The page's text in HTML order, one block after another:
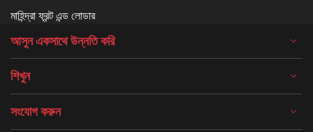
মাহিন্দ্রা ফ্রন্ট এন্ড লোডার
আসুন একসাথে উন্নতি করি
শিখুন
সংযোগ করুন